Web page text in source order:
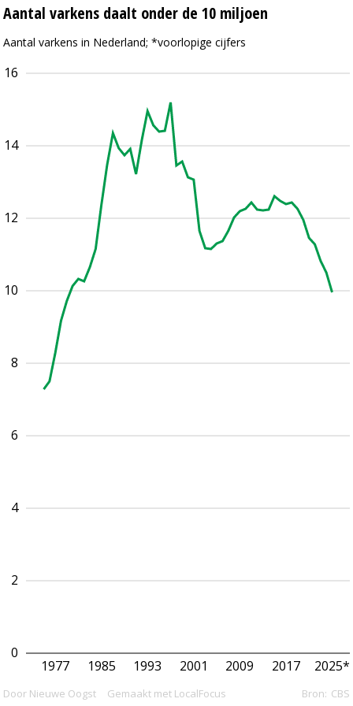
Aantal varkens daalt onder de 10 miljoen
Aantal varkens in Nederland; *voorlopige cijfers
2025*
2017
2009
2001
1993
1985
1977
0
2
4
6
8
10
12
14
16
Bron: CBS
Gemaakt met LocalFocus
Door Nieuwe Oogst